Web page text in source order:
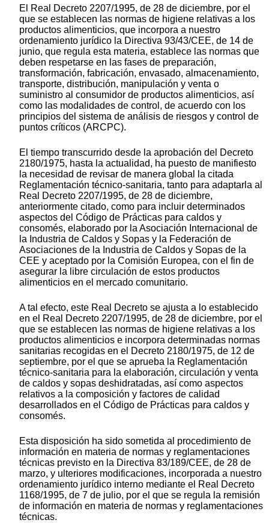
El Real Decreto 2207/1995, de 28 de diciembre, por el
que se establecen las normas de higiene relativas a los
productos alimenticios, que incorpora a nuestro
ordenamiento jurídico la Directiva 93/43/CEE, de 14 de
junio, que regula esta materia, establece las normas que
deben respetarse en las fases de preparación,
transformación, fabricación, envasado, almacenamiento,
transporte, distribución, manipulación y venta o
suministro al consumidor de productos alimenticios, así
como las modalidades de control, de acuerdo con los
principios del sistema de análisis de riesgos y control de
puntos críticos (ARCPC).
El tiempo transcurrido desde la aprobación del Decreto
2180/1975, hasta la actualidad, ha puesto de manifiesto
la necesidad de revisar de manera global la citada
Reglamentación técnico-sanitaria, tanto para adaptarla al
Real Decreto 2207/1995, de 28 de diciembre,
anteriormente citado, como para incluir determinados
aspectos del Código de Prácticas para caldos y
consomés, elaborado por la Asociación Internacional de
la Industria de Caldos y Sopas y la Federación de
Asociaciones de la Industria de Caldos y Sopas de la
CEE y aceptado por la Comisión Europea, con el fin de
asegurar la libre circulación de estos productos
alimenticios en el mercado comunitario.
A tal efecto, este Real Decreto se ajusta a lo establecido
en el Real Decreto 2207/1995, de 28 de diciembre, por el
que se establecen las normas de higiene relativas a los
productos alimenticios e incorpora determinadas normas
sanitarias recogidas en el Decreto 2180/1975, de 12 de
septiembre, por el que se aprueba la Reglamentación
técnico-sanitaria para la elaboración, circulación y venta
de caldos y sopas deshidratadas, así como aspectos
relativos a la composición y factores de calidad
desarrollados en el Código de Prácticas para caldos y
consomés.
Esta disposición ha sido sometida al procedimiento de
información en materia de normas y reglamentaciones
técnicas previsto en la Directiva 83/189/CEE, de 28 de
marzo, y ulteriores modificaciones, incorporada a nuestro
ordenamiento jurídico interno mediante el Real Decreto
1168/1995, de 7 de julio, por el que se regula la remisión
de información en materia de normas y reglamentaciones
técnicas.